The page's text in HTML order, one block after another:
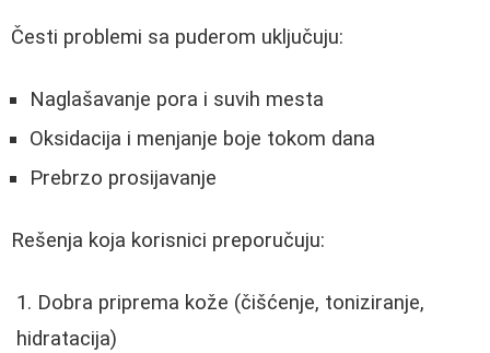
Česti problemi sa puderom uključuju:
Naglašavanje pora i suvih mesta
Oksidacija i menjanje boje tokom dana
Prebrzo prosijavanje
Rešenja koja korisnici preporučuju:
Dobra priprema kože (čišćenje, toniziranje,
hidratacija)